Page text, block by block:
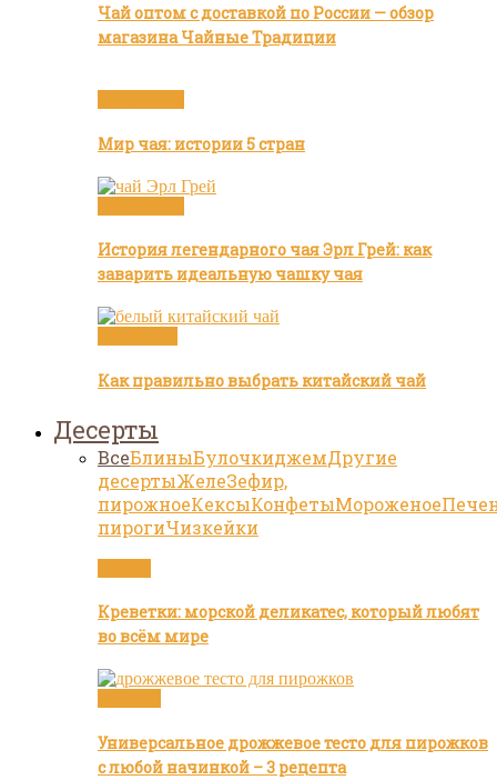
Чай оптом с доставкой по России — обзор
магазина Чайные Традиции
Мир чая: истории 5 стран
История легендарного чая Эрл Грей: как
заварить идеальную чашку чая
Как правильно выбрать китайский чай
Десерты
ВсеБлиныБулочкиджемДругие
десертыЖелеЗефир,
пирожноеКексыКонфетыМороженое
пирогиЧизкейки
Креветки: морской деликатес, который любят
во всём мире
Универсальное дрожжевое тесто для пирожков
с любой начинкой – 3 рецепта